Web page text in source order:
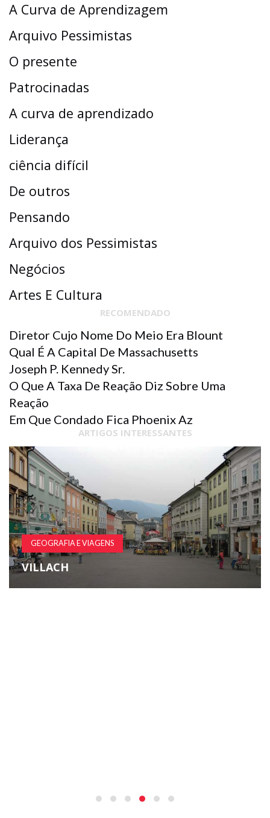
A Curva de Aprendizagem
Arquivo Pessimistas
O presente
Patrocinadas
A curva de aprendizado
Liderança
ciência difícil
De outros
Pensando
Arquivo dos Pessimistas
Negócios
Artes E Cultura
RECOMENDADO
Diretor Cujo Nome Do Meio Era Blount
Qual É A Capital De Massachusetts
Joseph P. Kennedy Sr.
O Que A Taxa De Reação Diz Sobre Uma
Reação
Em Que Condado Fica Phoenix Az
ARTIGOS INTERESSANTES
GEOGRAFIA E VIAGENS
VILLACH